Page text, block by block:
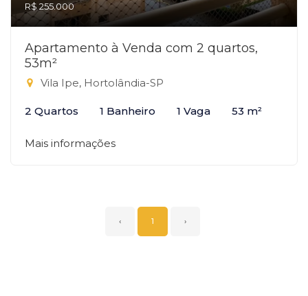
R$ 255.000
Apartamento à Venda com 2 quartos,
53m²
Vila Ipe, Hortolândia-SP
2 Quartos 1 Banheiro 1 Vaga 53 m²
Mais informações
‹ 1 ›